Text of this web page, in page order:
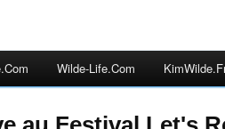
Wilde-Life.com